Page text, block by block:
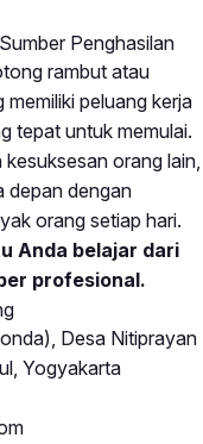
Penghasilan
rambut atau
peluang kerja
tepat untuk memulai.
orang lain,
depan dengan
orang setiap hari.
Anda belajar dari
profesional.
Desa Nitiprayan
Yogyakarta